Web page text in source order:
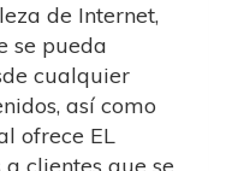
de Internet,
se pueda
cualquier
así como
ofrece EL